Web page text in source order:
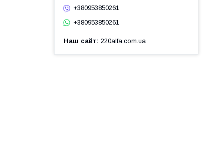
+380953850261
+380953850261
Наш сайт 220alfa.com.ua